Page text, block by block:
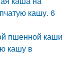
кашу. 6
пшенной каши
кашу в